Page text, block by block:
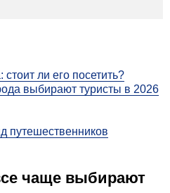
ли его посетить?
выбирают туристы в 2026
путешественников
чаще выбирают